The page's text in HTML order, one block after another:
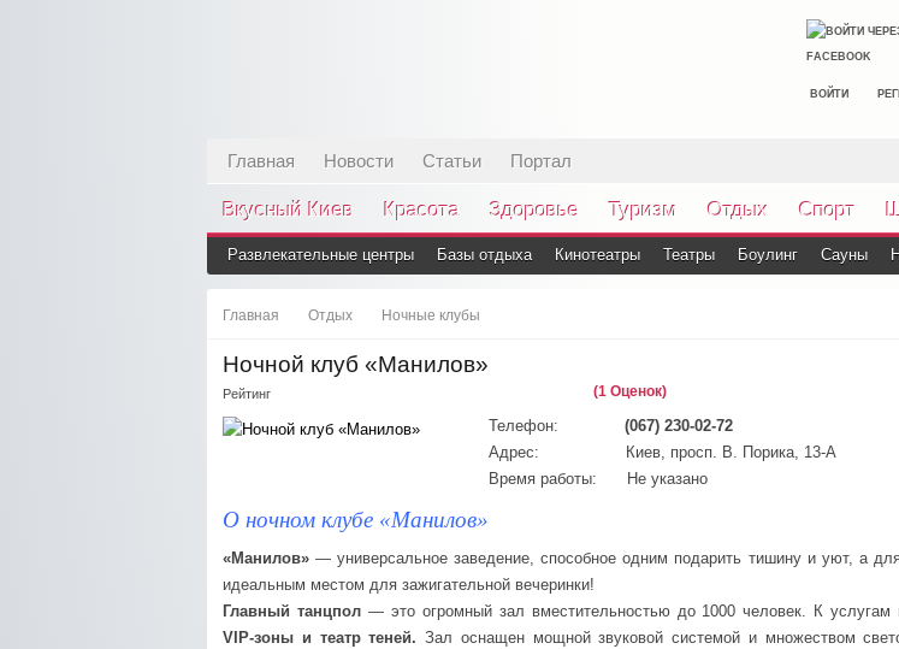
ВОЙТИ
Главная Новости Статьи Портал
Вкусный Киев Красота Здоровье Туризм Отдых Спорт
Развлекательные центры Базы отдыха Кинотеатры Театры Боулинг Сауны
Главная Отдых Ночные клубы
Ночной клуб «Манилов»
Рейтинг (1 Оценок)
Телефон:
(067) 230-02-72
Адрес:
Киев, просп. В. Порика, 13-А
Время работы:
Не указано
О ночном клубе «Манилов»
«Манилов»— универсальное заведение, способное одним подарить тишину и уют, а
идеальным местом для зажигательной вечеринки!
Главный танцпол— это огромный зал вместительностью до 1000 человек. К услугам
VIP-зоны и театр теней. Зал оснащен мощной звуковой системой и множеством